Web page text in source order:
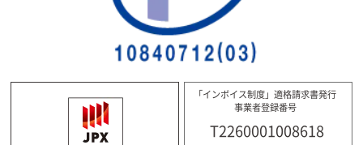
「インボイス制度」適格請求書発行
事業者登録番号
T2260001008618